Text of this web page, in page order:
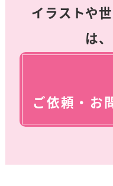
イラストや
は
ご依頼・お